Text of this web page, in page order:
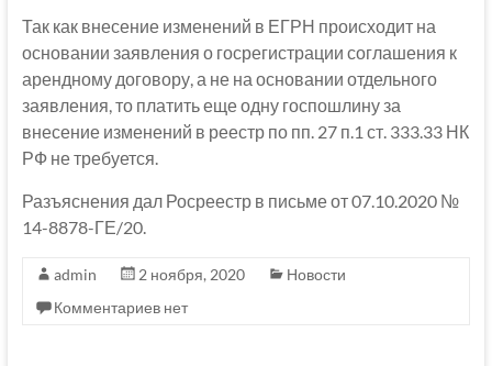
Так как внесение изменений в ЕГРН происходит на
основании заявления о госрегистрации соглашения к
арендному договору, а не на основании отдельного
заявления, то платить еще одну госпошлину за
внесение изменений в реестр по пп. 27 п.1 ст. 333.33 НК
РФ не требуется.
Разъяснения дал Росреестр в письме от 07.10.2020 №
14-8878-ГЕ/20.
admin 2 ноября, 2020
Новости
Комментариев нет